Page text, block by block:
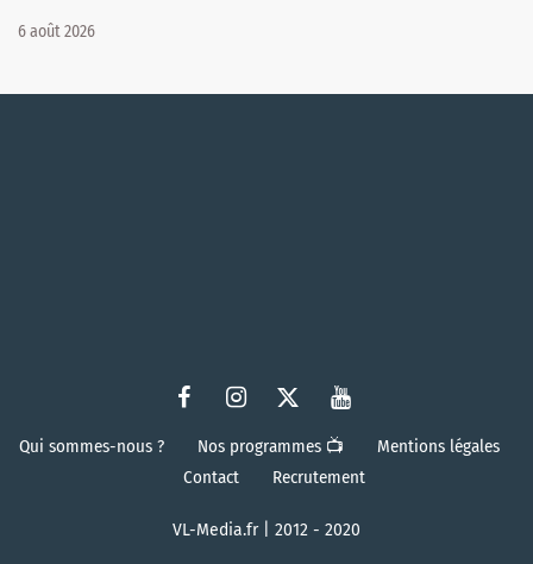
6 août 2026
Qui sommes-nous ? Nos programmes 📺
Mentions légales
Contact
Recrutement
VL-Media.fr | 2012 - 2020